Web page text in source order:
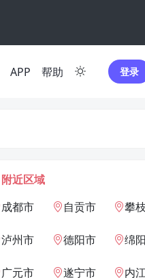
APP 帮助 登录
附近区域
成都市
自贡市 攀
泸州市 德阳市 绵
广元市 遂宁市 内